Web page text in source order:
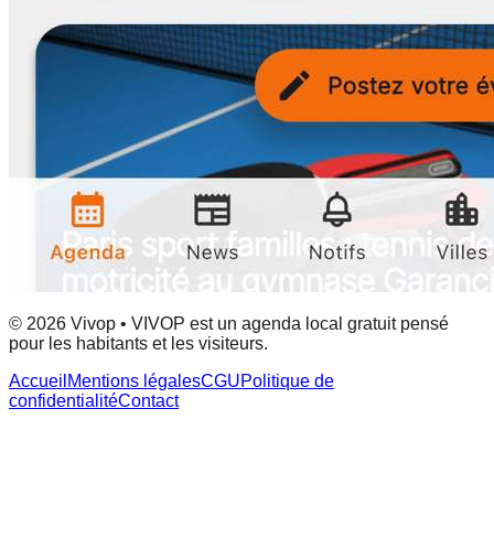
© 2026 Vivop • VIVOP est un agenda local gratuit pensé
pour les habitants et les visiteurs.
Accueil Mentions légalesCGUPolitique de
confidentialitéContact